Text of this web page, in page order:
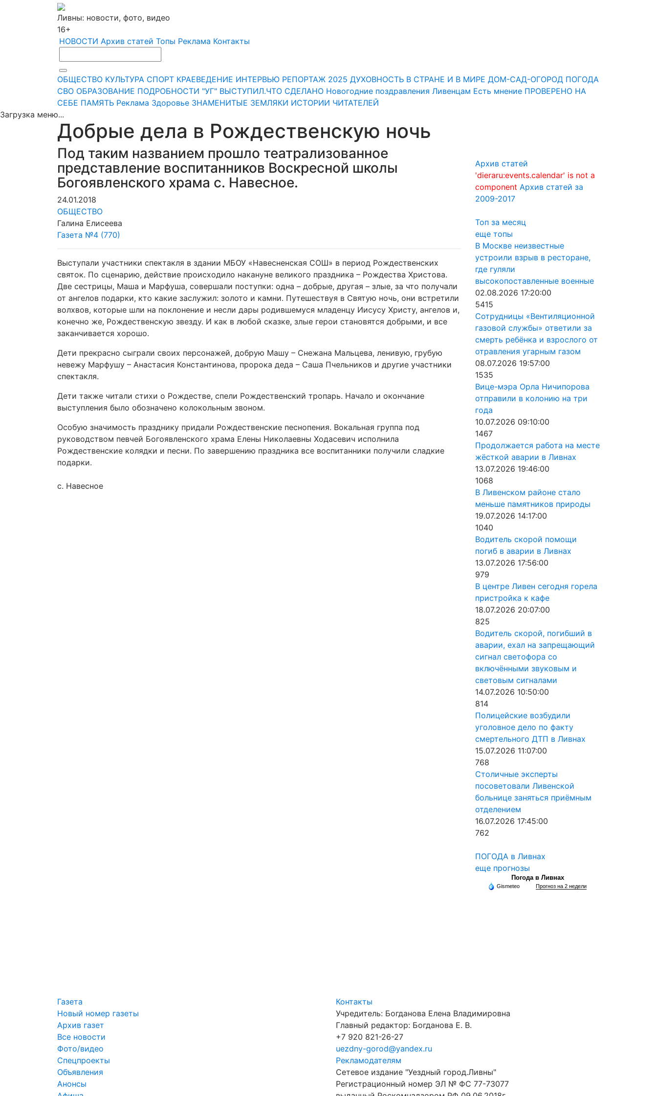
Ливны: новости, фото, видео
16+
НОВОСТИ Архив статей Топы Реклама Контакты
ОБЩЕСТВО КУЛЬТУРА СПОРТ КРАЕВЕДЕНИЕ ИНТЕРВЬЮ РЕПОРТАЖ 2025 ДУХОВНОСТЬ В СТРАНЕ И В МИРЕ ДОМ-САД-ОГОРОД ПОГОДА
СВО ОБРАЗОВАНИЕ ПОДРОБНОСТИ "УГ" ВЫСТУПИЛ.ЧТО СДЕЛАНО Новогодние поздравления Ливенцам Есть мнение ПРОВЕРЕНО НА
СЕБЕ ПАМЯТЬ Реклама Здоровье ЗНАМЕНИТЫЕ ЗЕМЛЯКИ ИСТОРИИ ЧИТАТЕЛЕЙ
Загрузка меню...
Добрые дела в Рождественскую ночь
Под таким названием прошло театрализованное
представление воспитанников Воскресной школы
Богоявленского храма с. Навесное.
24.01.2018
ОБЩЕСТВО
Галина Елисеева
Газета №4 (770)
Выступали участники спектакля в здании МБОУ «Навесненская СОШ» в период Рождественских
святок. По сценарию, действие происходило накануне великого праздника – Рождества Христова.
Две сестрицы, Маша и Марфуша, совершали поступки: одна – добрые, другая – злые, за что получали
от ангелов подарки, кто какие заслужил: золото и камни. Путешествуя в Святую ночь, они встретили
волхвов, которые шли на поклонение и несли дары родившемуся младенцу Иисусу Христу, ангелов и,
конечно же, Рождественскую звезду. И как в любой сказке, злые герои становятся добрыми, и все
заканчивается хорошо.
Дети прекрасно сыграли своих персонажей, добрую Машу – Снежана Мальцева, ленивую, грубую
невежу Марфушу – Анастасия Константинова, пророка деда – Саша Пчельников и другие участники
спектакля.
Дети также читали стихи о Рождестве, спели Рождественский тропарь. Начало и окончание
выступления было обозначено колокольным звоном.
Особую значимость празднику придали Рождественские песнопения. Вокальная группа под
руководством певчей Богоявленского храма Елены Николаевны Ходасевич исполнила
Рождественские колядки и песни. По завершению праздника все воспитанники получили сладкие
подарки.
с. Навесное
Архив статей
'dieraru:events.calendar' is not a
component Архив статей за
2009-2017
Топ за месяц
еще топы
В Москве неизвестные
устроили взрыв в ресторане,
где гуляли
высокопоставленные военные
02.08.2026 17:20:00
5415
Сотрудницы «Вентиляционной
газовой службы» ответили за
смерть ребёнка и взрослого от
отравления угарным газом
08.07.2026 19:57:00
1535
Вице-мэра Орла Ничипорова
отправили в колонию на три
года
10.07.2026 09:10:00
1467
Продолжается работа на месте
жёсткой аварии в Ливнах
13.07.2026 19:46:00
1068
В Ливенском районе стало
меньше памятников природы
19.07.2026 14:17:00
1040
Водитель скорой помощи
погиб в аварии в Ливнах
13.07.2026 17:56:00
979
В центре Ливен сегодня горела
пристройка к кафе
18.07.2026 20:07:00
825
Водитель скорой, погибший в
аварии, ехал на запрещающий
сигнал светофора со
включёнными звуковым и
световым сигналами
14.07.2026 10:50:00
814
Полицейские возбудили
уголовное дело по факту
смертельного ДТП в Ливнах
15.07.2026 11:07:00
768
Столичные эксперты
посоветовали Ливенской
больнице заняться приёмным
отделением
16.07.2026 17:45:00
762
ПОГОДА в Ливнах
еще прогнозы
Погода в Ливнах
Gismeteo Прогноз на 2 недели
Газета
Новый номер газеты
Архив газет
Все новости
Фото/видео
Спецпроекты
Объявления
Анонсы
Контакты
Учредитель: Богданова Елена Владимировна
Главный редактор: Богданова Е. В.
+7 920 821-26-27
uezdny-gorod@yandex.ru
Рекламодателям
Сетевое издание "Уездный город.Ливны"
Регистрационный номер ЭЛ № ФС 77-73077